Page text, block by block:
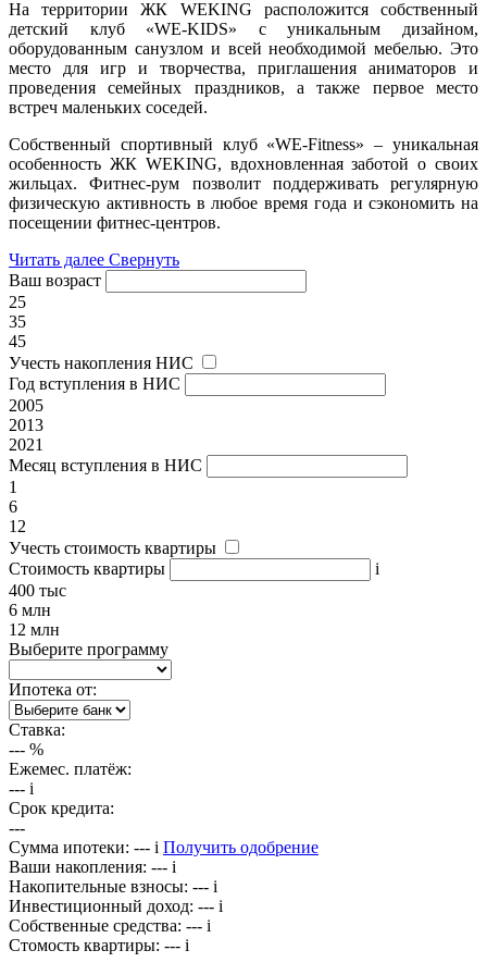
На территории ЖК WEKING расположится собственный
детский клуб «WE-KIDS» с уникальным дизайном,
оборудованным санузлом и всей необходимой мебелью. Это
место для игр и творчества, приглашения аниматоров и
проведения семейных праздников, а также первое место
встреч маленьких соседей.
Собственный спортивный клуб «WE-Fitness» – уникальная
особенность ЖК WEKING, вдохновленная заботой о своих
жильцах. Фитнес-рум позволит поддерживать регулярную
физическую активность в любое время года и сэкономить на
посещении фитнес-центров.
Читать далее Свернуть
Ваш возраст
25
35
45
Учесть накопления НИС
Год вступления в НИС
2005
2013
2021
Месяц вступления в НИС
1
6
12
Учесть стоимость квартиры
Стоимость квартиры
i
400 тыс
6 млн
12 млн
Выберите программу
Ипотека от:
Ставка:
--- %
Ежемес. платёж:
--- i
Срок кредита:
---
Сумма ипотеки: --- i Получить одобрение
Ваши накопления: --- i
Накопительные взносы: --- i
Инвестиционный доход: --- i
Собственные средства: --- i
Стомость квартиры: --- i